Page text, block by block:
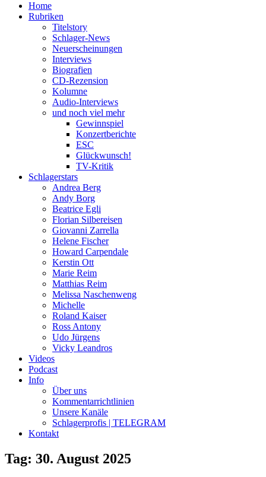
Home
Rubriken
Titelstory
Schlager-News
Neuerscheinungen
Interviews
Biografien
CD-Rezension
Kolumne
Audio-Interviews
und noch viel mehr
Gewinnspiel
Konzertberichte
ESC
Glückwunsch!
TV-Kritik
Schlagerstars
Andrea Berg
Andy Borg
Beatrice Egli
Florian Silbereisen
Giovanni Zarrella
Helene Fischer
Howard Carpendale
Kerstin Ott
Marie Reim
Matthias Reim
Melissa Naschenweng
Michelle
Roland Kaiser
Ross Antony
Udo Jürgens
Vicky Leandros
Videos
Podcast
Info
Über uns
Kommentarrichtlinien
Unsere Kanäle
Schlagerprofis | TELEGRAM
Kontakt
Tag: 30. August 2025